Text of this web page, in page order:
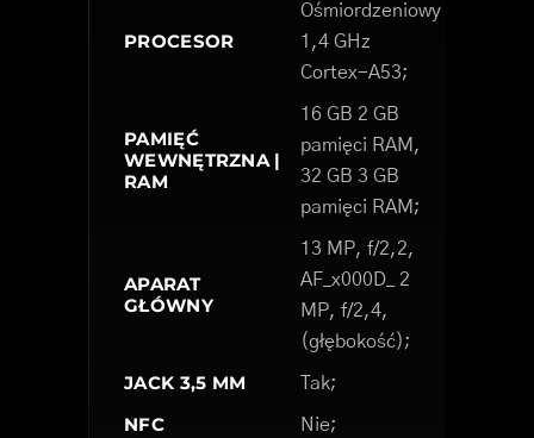
PROCESOR
Ośmiordzeniowy
1,4 GHz
Cortex-A53;
PAMIĘĆ
WEWNĘTRZNA |
RAM
16 GB 2 GB
pamięci RAM,
32 GB 3 GB
pamięci RAM;
APARAT
GŁÓWNY
13 MP, f/2,2,
AF_x000D_ 2
MP, f/2,4,
(głębokość);
JACK 3,5 MM Tak;
NFC Nie;